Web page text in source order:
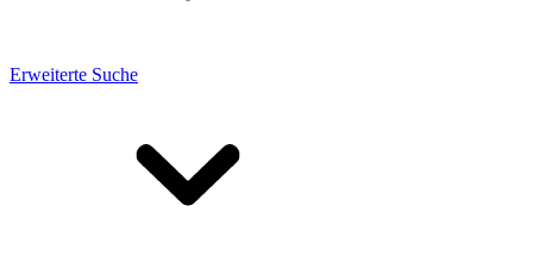
Erweiterte Suche